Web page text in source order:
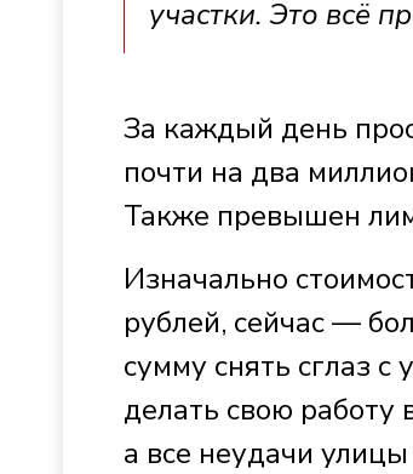
участки. Это всё
За каждый день
почти на два
Также превышен
Изначально
рублей, сейчас —
сумму снять сглаз
делать свою работу
а все неудачи